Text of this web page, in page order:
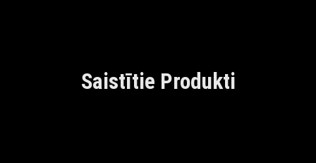
Saistītie Produkti